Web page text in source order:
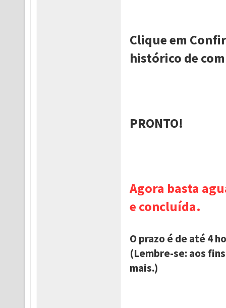
Clique em
histórico de
PRONTO!
Agora basta
e concluída.
O prazo é de até 4
(Lembre-se: aos
mais.)